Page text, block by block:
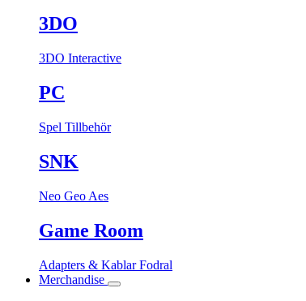
3DO
3DO Interactive
PC
Spel Tillbehör
SNK
Neo Geo Aes
Game Room
Adapters & KablarFodral
Merchandise